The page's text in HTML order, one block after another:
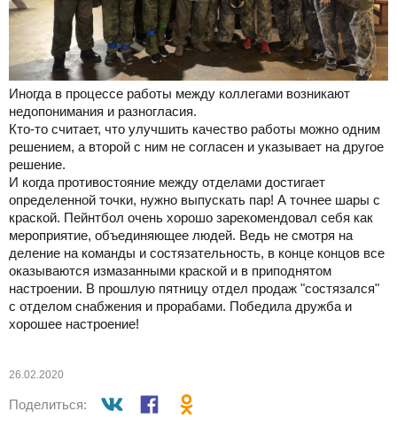
Иногда в процессе работы между коллегами возникают
недопонимания и разногласия.
Кто-то считает, что улучшить качество работы можно одним
решением, а второй с ним не согласен и указывает на другое
решение.
И когда противостояние между отделами достигает
определенной точки, нужно выпускать пар! А точнее шары с
краской. Пейнтбол очень хорошо зарекомендовал себя как
мероприятие, объединяющее людей. Ведь не смотря на
деление на команды и состязательность, в конце концов все
оказываются измазанными краской и в приподнятом
настроении. В прошлую пятницу отдел продаж "состязался"
с отделом снабжения и прорабами. Победила дружба и
хорошее настроение!
26.02.2020
Поделиться: